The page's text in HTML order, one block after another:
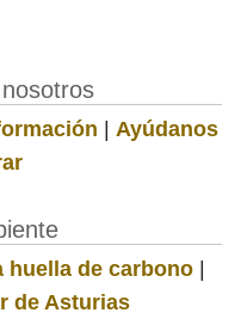
| Ayúdanos
de carbono|
de Asturias